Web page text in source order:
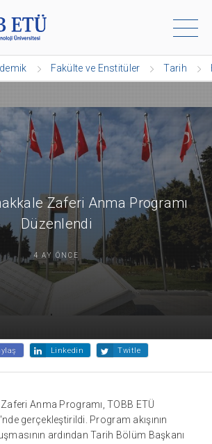
Fakülte ve Enstitüler Tarih
Zaferi Anma Programı
Düzenlendi
4 AY ÖNCE
Linkedin Twitle
Anma Programı, TOBB ETÜ
gerçekleştirildi. Program akışının
ardından Tarih Bölüm Başkanı